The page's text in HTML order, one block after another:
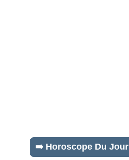
➡️ Horoscope Du Jour